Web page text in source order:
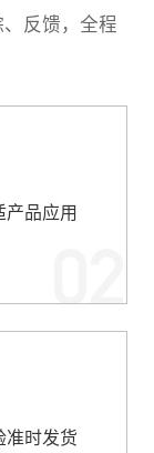
反馈，全程
产品应用
02
准时发货